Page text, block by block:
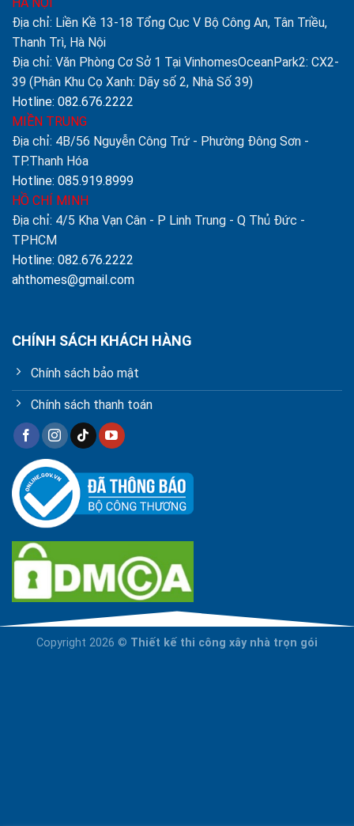
HÀ NỘI
Địa chỉ: Liền Kề 13-18 Tổng Cục V Bộ Công An, Tân Triều,
Thanh Trì, Hà Nội
Địa chỉ: Văn Phòng Cơ Sở 1 Tại VinhomesOceanPark2: CX2-
39 (Phân Khu Cọ Xanh: Dãy số 2, Nhà Số 39)
Hotline: 082.676.2222
MIỀN TRUNG
Địa chỉ: 4B/56 Nguyễn Công Trứ - Phường Đông Sơn -
TP.Thanh Hóa
Hotline: 085.919.8999
HỒ CHÍ MINH
Địa chỉ: 4/5 Kha Vạn Cân - P Linh Trung - Q Thủ Đức -
TPHCM
Hotline: 082.676.2222
ahthomes@gmail.com
CHÍNH SÁCH KHÁCH HÀNG
Chính sách bảo mật
Chính sách thanh toán
Copyright 2026 © Thiết kế thi công xây nhà trọn gói